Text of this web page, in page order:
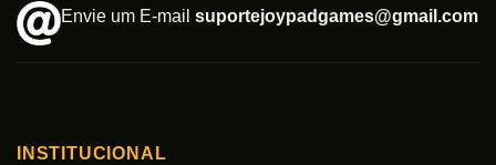
Envie um E-mail suportejoypadgames@gmail.com
INSTITUCIONAL